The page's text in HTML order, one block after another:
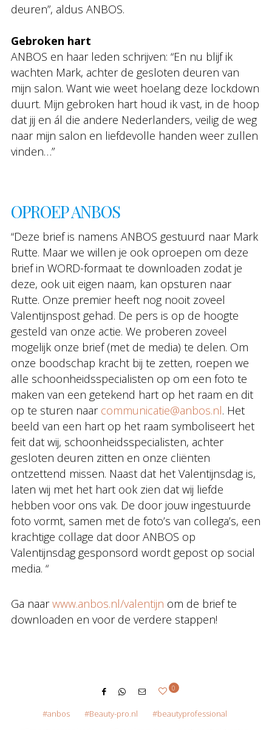
deuren”, aldus ANBOS.
Gebroken hart
ANBOS en haar leden schrijven: “En nu blijf ik
wachten Mark, achter de gesloten deuren van
mijn salon. Want wie weet hoelang deze lockdown
duurt. Mijn gebroken hart houd ik vast, in de hoop
dat jij en ál die andere Nederlanders, veilig de weg
naar mijn salon en liefdevolle handen weer zullen
vinden…”
OPROEP ANBOS
“Deze brief is namens ANBOS gestuurd naar Mark
Rutte. Maar we willen je ook oproepen om deze
brief in WORD-formaat te downloaden zodat je
deze, ook uit eigen naam, kan opsturen naar
Rutte. Onze premier heeft nog nooit zoveel
Valentijnspost gehad. De pers is op de hoogte
gesteld van onze actie. We proberen zoveel
mogelijk onze brief (met de media) te delen. Om
onze boodschap kracht bij te zetten, roepen we
alle schoonheidsspecialisten op om een foto te
maken van een getekend hart op het raam en dit
op te sturen naar communicatie@anbos.nl. Het
beeld van een hart op het raam symboliseert het
feit dat wij, schoonheidsspecialisten, achter
gesloten deuren zitten en onze cliënten
ontzettend missen. Naast dat het Valentijnsdag is,
laten wij met het hart ook zien dat wij liefde
hebben voor ons vak. De door jouw ingestuurde
foto vormt, samen met de foto’s van collega’s, een
krachtige collage dat door ANBOS op
Valentijnsdag gesponsord wordt gepost op social
media. “
Ga naarwww.anbos.nl/valentijn om de brief te
downloaden en voor de verdere stappen!
0
anbos Beauty-pro.nl
beautyprofessional